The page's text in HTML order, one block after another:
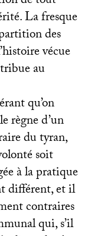
La fresque
des
vécue
au
qu’on
règne d’un
du tyran,
soit
à la pratique
différent, et il
contraires
qui, s’il